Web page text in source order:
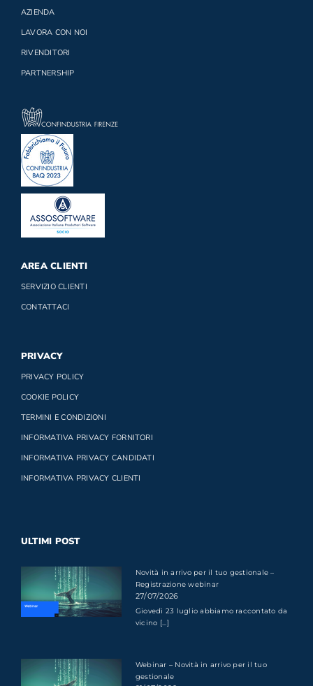
AZIENDA
LAVORA CON NOI
RIVENDITORI
PARTNERSHIP
AREA CLIENTI
SERVIZIO CLIENTI
CONTATTACI
PRIVACY
PRIVACY POLICY
COOKIE POLICY
TERMINI E CONDIZIONI
INFORMATIVA PRIVACY FORNITORI
INFORMATIVA PRIVACY CANDIDATI
INFORMATIVA PRIVACY CLIENTI
ULTIMI POST
Novità in arrivo per il tuo gestionale –
Registrazione webinar
27/07/2026
Giovedì 23 luglio abbiamo raccontato da
vicino [...]
Webinar – Novità in arrivo per il tuo
gestionale